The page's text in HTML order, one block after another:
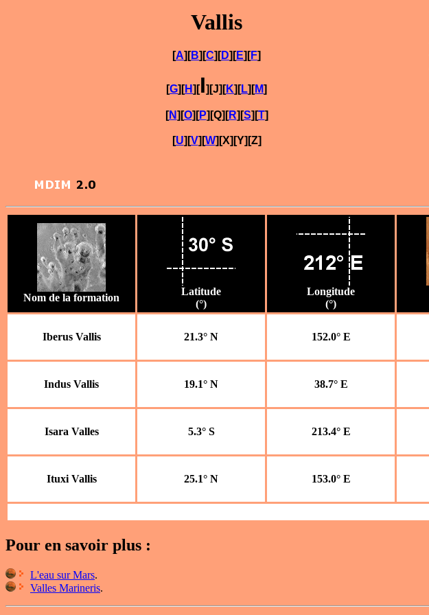
Vallis
[A][B][C][D][E][F]
[G][H][I][J][K][L][M]
[N][O][P][Q][R][S][T]
[U][V][W][X][Y][Z]
Nom de la formation
Latitude
(°)
Longitude
(°)
Iberus Vallis 21.3° N 152.0° E
Indus Vallis 19.1° N 38.7° E
Isara Valles 5.3° S 213.4° E
Ituxi Vallis 25.1° N 153.0° E
Pour en savoir plus :
L'eau sur Mars.
Valles Marineris.